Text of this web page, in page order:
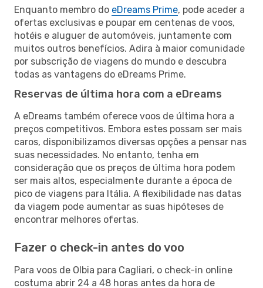
Enquanto membro do eDreams Prime, pode aceder a
ofertas exclusivas e poupar em centenas de voos,
hotéis e aluguer de automóveis, juntamente com
muitos outros benefícios. Adira à maior comunidade
por subscrição de viagens do mundo e descubra
todas as vantagens do eDreams Prime.
Reservas de última hora com a eDreams
A eDreams também oferece voos de última hora a
preços competitivos. Embora estes possam ser mais
caros, disponibilizamos diversas opções a pensar nas
suas necessidades. No entanto, tenha em
consideração que os preços de última hora podem
ser mais altos, especialmente durante a época de
pico de viagens para Itália. A flexibilidade nas datas
da viagem pode aumentar as suas hipóteses de
encontrar melhores ofertas.
Fazer o check-in antes do voo
Para voos de Olbia para Cagliari, o check-in online
costuma abrir 24 a 48 horas antes da hora de